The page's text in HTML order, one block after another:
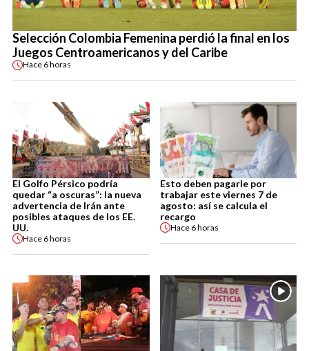
Selección Colombia Femenina perdió la final en los
Juegos Centroamericanos y del Caribe
Hace 6 horas
El Golfo Pérsico podría
quedar “a oscuras”: la nueva
advertencia de Irán ante
posibles ataques de los EE.
UU.
Hace 6 horas
Esto deben pagarle por
trabajar este viernes 7 de
agosto: así se calcula el
recargo
Hace 6 horas